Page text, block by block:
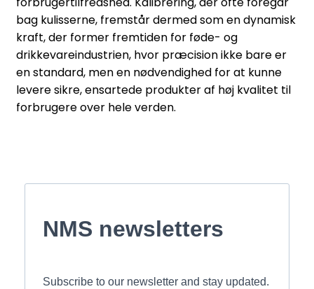
bag kulisserne, fremstår dermed som en dynamisk
kraft, der former fremtiden for føde- og
drikkevareindustrien, hvor præcision ikke bare er
en standard, men en nødvendighed for at kunne
levere sikre, ensartede produkter af høj kvalitet til
forbrugere over hele verden.
NMS newsletters
Subscribe to our newsletter and stay updated.